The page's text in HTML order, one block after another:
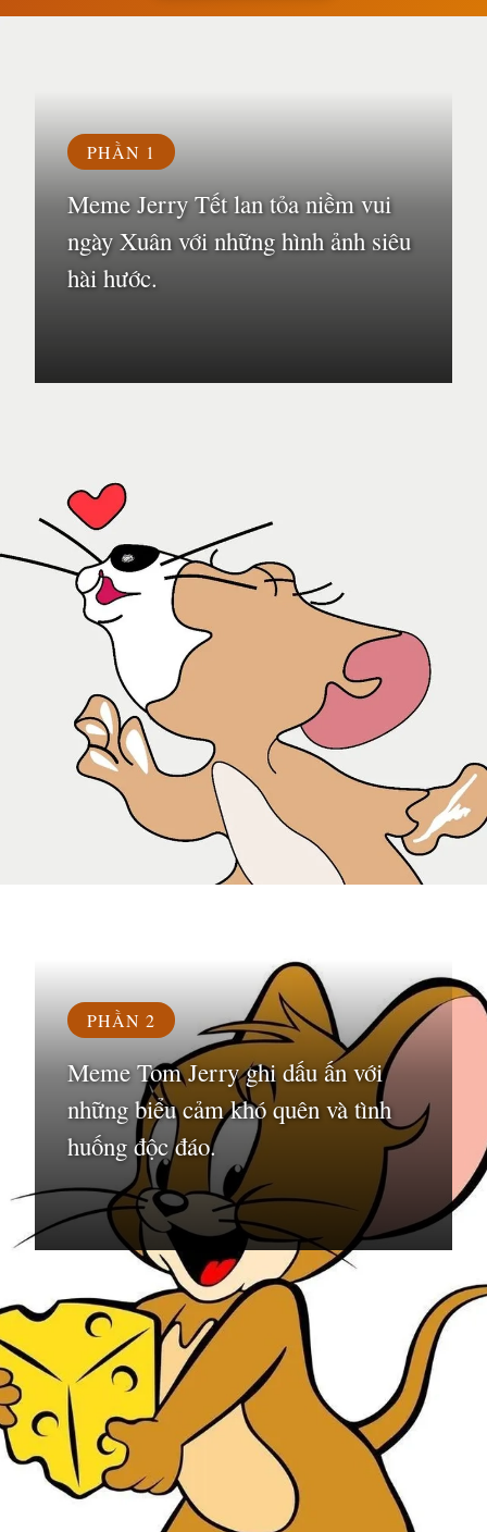
PHẦN 1
Meme Jerry Tết lan tỏa niềm vui
ngày Xuân với những hình ảnh siêu
hài hước.
PHẦN 2
Meme Tom Jerry ghi dấu ấn với
những biểu cảm khó quên và tình
huống độc đáo.